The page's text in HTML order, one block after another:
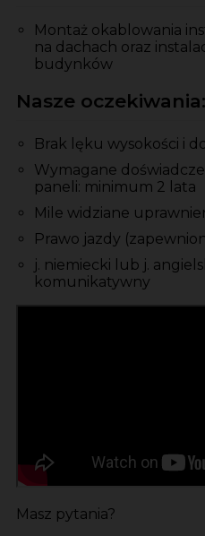
Montaż okablowania
na dachach oraz
budynków
Nasze oczekiwania:
Brak lęku wysokości i
Wymagane
paneli: minimum 2 lata
Mile widziane
Prawo jazdy
j. niemiecki lub j.
komunikatywny
Masz pytania?